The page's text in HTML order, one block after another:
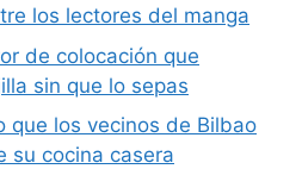
los lectores del manga
de colocación que
sin que lo sepas
que los vecinos de Bilbao
su cocina casera